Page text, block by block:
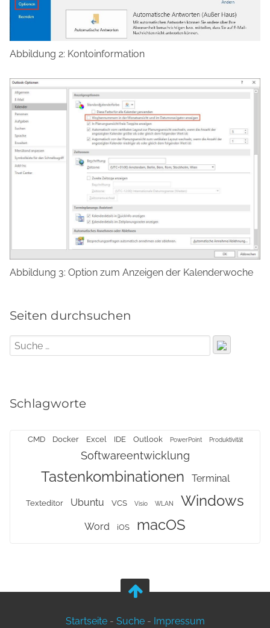
Abbildung 2: Kontoinformation
Abbildung 3: Option zum Anzeigen der Kalenderwoche
Seiten durchsuchen
Schlagworte
CMD Docker Excel IDE Outlook PowerPoint Produktivität
Softwareentwicklung
Tastenkombinationen Terminal
Texteditor Ubuntu VCS Visio WLAN Windows
Word iOS macOS
Startseite- Suche- Impressum